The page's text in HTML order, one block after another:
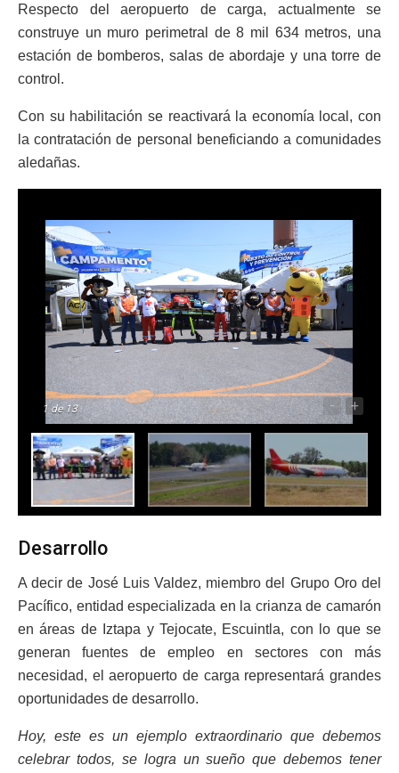
Respecto del aeropuerto de carga, actualmente se
construye un muro perimetral de 8 mil 634 metros, una
estación de bomberos, salas de abordaje y una torre de
control.
Con su habilitación se reactivará la economía local, con
la contratación de personal beneficiando a comunidades
aledañas.
1 de 13 - +
Desarrollo
A decir de José Luis Valdez, miembro del Grupo Oro del
Pacífico, entidad especializada en la crianza de camarón
en áreas de Iztapa y Tejocate, Escuintla, con lo que se
generan fuentes de empleo en sectores con más
necesidad, el aeropuerto de carga representará grandes
oportunidades de desarrollo.
Hoy, este es un ejemplo extraordinario que debemos
celebrar todos, se logra un sueño que debemos tener